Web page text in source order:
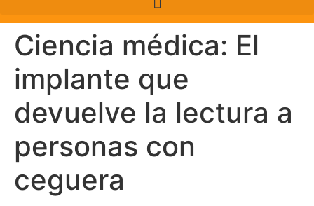
Ciencia médica: El
implante que
devuelve la lectura a
personas con
ceguera